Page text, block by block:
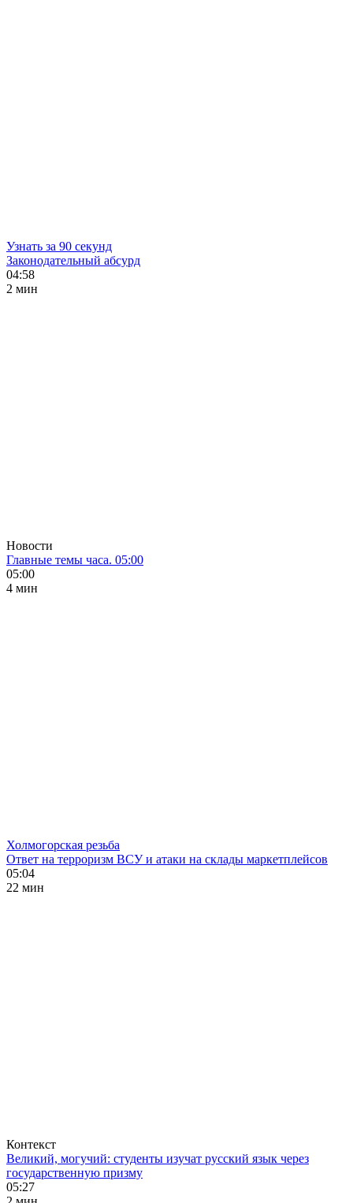
Узнать за 90 секунд
Законодательный абсурд
04:58
2 мин
Новости
Главные темы часа. 05:00
05:00
4 мин
Холмогорская резьба
Ответ на терроризм ВСУ и атаки на склады маркетплейсов
05:04
22 мин
Контекст
Великий, могучий: студенты изучат русский язык через
государственную призму
05:27